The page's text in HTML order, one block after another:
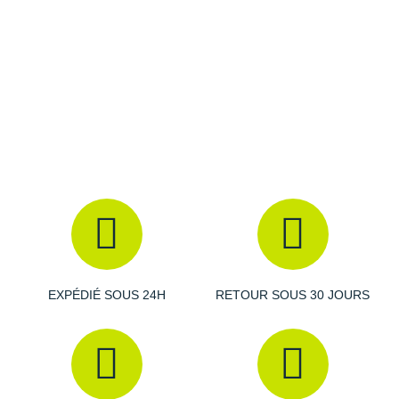
Empeigne (partie supérieure qui enveloppe le pied)
conçue en mesh, elle laisse l'air circuler librement pour
respirabilité
adaptée à vos besoins au fil des
kilomètres. Les coutures ont été spécialement pensées
Semelle extérieure
: elle vous fournit
adhérence nécessaire pour parcourir vos itinéraires de
EXPÉDIÉ SOUS 24H RETOUR SOUS 30 JOURS